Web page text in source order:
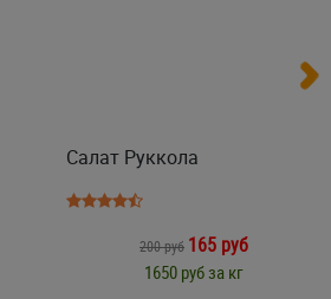
Салат Руккола
200 руб 165 руб
1650 руб за кг